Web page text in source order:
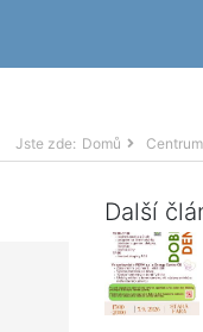
Jste zde: Domů
Další